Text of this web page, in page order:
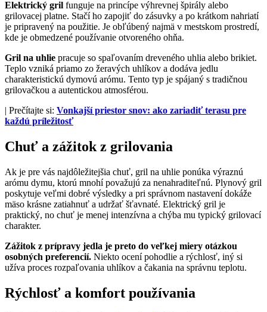
Elektrický gril funguje na princípe výhrevnej špirály alebo
grilovacej platne. Stačí ho zapojiť do zásuvky a po krátkom nahriatí
je pripravený na použitie. Je obľúbený najmä v mestskom prostredí,
kde je obmedzené používanie otvoreného ohňa.
Gril na uhlie pracuje so spaľovaním dreveného uhlia alebo brikiet.
Teplo vzniká priamo zo žeravých uhlíkov a dodáva jedlu
charakteristickú dymovú arómu. Tento typ je spájaný s tradičnou
grilovačkou a autentickou atmosférou.
| Prečítajte si: Vonkajší priestor snov: ako zariadiť terasu pre
každú príležitosť
Chuť a zážitok z grilovania
Ak je pre vás najdôležitejšia chuť, gril na uhlie ponúka výraznú
arómu dymu, ktorú mnohí považujú za nenahraditeľnú. Plynový gril
poskytuje veľmi dobré výsledky a pri správnom nastavení dokáže
mäso krásne zatiahnuť a udržať šťavnaté. Elektrický gril je
praktický, no chuť je menej intenzívna a chýba mu typický grilovací
charakter.
Zážitok z prípravy jedla je preto do veľkej miery otázkou
osobných preferencií. Niekto ocení pohodlie a rýchlosť, iný si
užíva proces rozpaľovania uhlíkov a čakania na správnu teplotu.
Rýchlosť a komfort používania